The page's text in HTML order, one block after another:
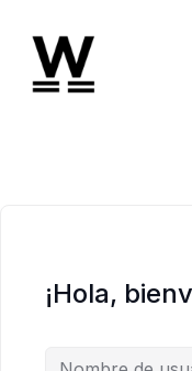
¡Hola,